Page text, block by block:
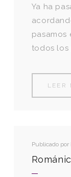
Ya ha
pasamos
todos los
LEER
Publicado por